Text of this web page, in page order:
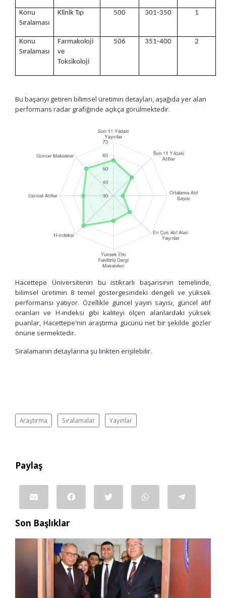
Konu
Sıralaması
Klinik Tıp 500 301-350 1
Konu
Sıralaması
Farmakoloji
ve
Toksikoloji
506 351-400 2
Bu başarıyı getiren bilimsel üretimin detayları, aşağıda yer alan
performans radar grafiğinde açıkça görülmektedir.
Hacettepe Üniversitenin bu istikrarlı başarısının temelinde,
bilimsel üretimin 8 temel göstergesindeki dengeli ve yüksek
performansı yatıyor. Özellikle güncel yayın sayısı, güncel atıf
oranları ve H-indeksi gibi kaliteyi ölçen alanlardaki yüksek
puanlar, Hacettepe'nin araştırma gücünü net bir şekilde gözler
önüne sermektedir.
Sıralamanın detaylarına şu linkten erişilebilir.
Araştırma Sıralamalar Yayınlar
Paylaş
Son Başlıklar